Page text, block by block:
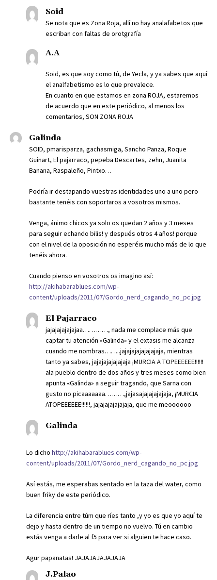
Soid
Se nota que es Zona Roja, allí no hay analafabetos que
escriban con faltas de orotgrafía
A.A
Soid, es que soy como tú, de Yecla, y ya sabes que aquí
el analfabetismo es lo que prevalece.
En cuanto en que estamos en zona ROJA, estaremos
de acuerdo que en este periódico, al menos los
comentarios, SON ZONA ROJA
Galinda
SOID, pmarisparza, gachasmiga, Sancho Panza, Roque
Guinart, El pajarraco, pepeba Descartes, zehn, Juanita
Banana, Raspaleño, Pintxo…
Podría ir destapando vuestras identidades uno a uno pero
bastante tenéis con soportaros a vosotros mismos.
Venga, ánimo chicos ya solo os quedan 2 años y 3 meses
para seguir echando bilis! y después otros 4 años! porque
con el nivel de la oposición no esperéis mucho más de lo que
tenéis ahora.
Cuando pienso en vosotros os imagino así:
http://akihabarablues.com/wp-
content/uploads/2011/07/Gordo_nerd_cagando_no_pc.jpg
El Pajarraco
jajajajajajajaa…………, nada me complace más que
captar tu atención «Galinda» y el extasis me alcanza
cuando me nombras……..jajajajajajajajaja, mientras
tanto ya sabes, jajajajajajajaja ¡MURCIA A TOPEEEEEE!!!!!!
ala pueblo dentro de dos años y tres meses como bien
apunta «Galinda» a seguir tragando, que Sarna con
gusto no picaaaaaaa………,jajasajajajajajaja, ¡MURCIA
ATOPEEEEEE!!!!!!, jajajajajajajaja, que me meoooooo
Galinda
Lo dicho http://akihabarablues.com/wp-
content/uploads/2011/07/Gordo_nerd_cagando_no_pc.jpg
Así estás, me esperabas sentado en la taza del water, como
buen friky de este periódico.
La diferencia entre túm que ríes tanto ,y yo es que yo aquí te
dejo y hasta dentro de un tiempo no vuelvo. Tú en cambio
estás venga a darle al f5 para ver si alguien te hace caso.
Agur papanatas! JAJAJAJAJAJAJA
J.Palao